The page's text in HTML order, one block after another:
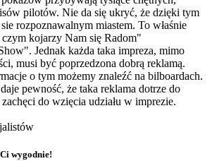
pilotów. Nie da się ukryć, że dzięki tym
rozpoznawalnym miastem. To właśnie
kojarzy Nam się Radom"
Jednak każda taka impreza, mimo
musi być poprzedzona dobrą reklamą.
o tym możemy znaleźć na bilboardach.
pewność, że taka reklama dotrze do
do wzięcia udziału w imprezie.
wygodnie!